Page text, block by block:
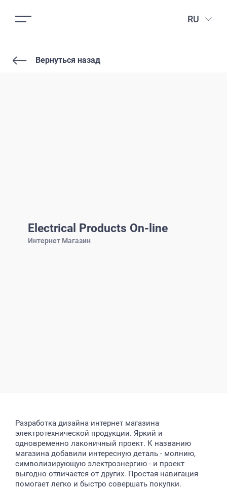
RU
Вернуться назад
Electrical Products On-line
Интернет Магазин
Разработка дизайна интернет магазина
электротехнической продукции. Яркий и
одновременно лаконичный проект. К названию
магазина добавили интересную деталь - молнию,
символизирующую электроэнергию - и проект
выгодно отличается от других. Простая навигация
помогает легко и быстро совершать покупки.